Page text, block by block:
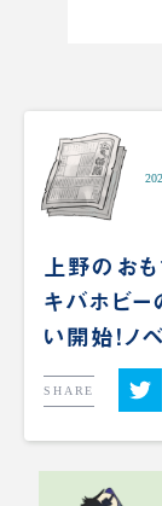
上野のおも
キバホビ
い開始！ノ
SHARE